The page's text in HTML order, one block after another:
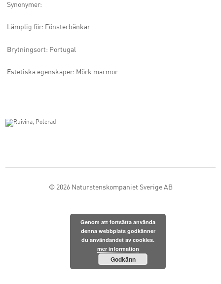
Synonymer:
Lämplig för: Fönsterbänkar
Brytningsort: Portugal
Estetiska egenskaper: Mörk marmor
© 2026 Naturstenskompaniet Sverige AB
Genom att fortsätta använda
denna webbplats godkänner
du användandet av cookies.
mer information
Godkänn